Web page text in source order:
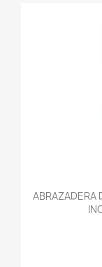
ABRAZADERA